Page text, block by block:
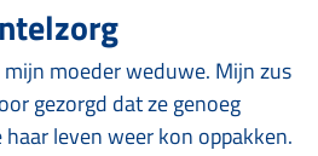
moeder weduwe. Mijn zus
gezorgd dat ze genoeg
leven weer kon oppakken.